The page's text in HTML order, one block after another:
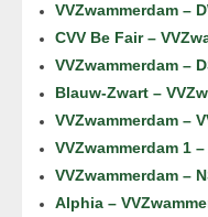
VVZwammerdam –
CVV Be Fair –
VVZwammerdam –
Blauw-Zwart –
VVZwammerdam –
VVZwammerdam 1
VVZwammerdam –
Alphia –